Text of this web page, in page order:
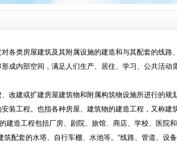
各类房屋建筑及其附属设施的建造和与其配套的线
成内部空间，满足人们生产、居住、学习、公共活动
改建或扩建房屋建筑物和附属构筑物设施所进行的
装工程。也指各种房屋、建筑物的建造工程，又称建
建造工程包括厂房、剧院、旅馆、商店、学校、医
筑配套的水塔、自行车棚、水池等。“线路、管道、